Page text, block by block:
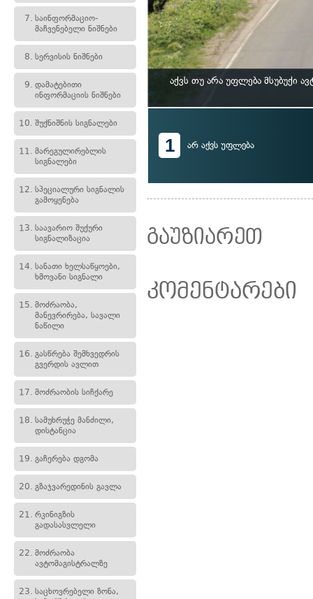
7. საინფორმაციო-
მაჩვენებელი ნიშნები
8. სერვისის ნიშნები
9. დამატებითი
ინფორმაციის ნიშნები
10. შუქნიშნის სიგნალები
11. მარეგულირებლის
სიგნალები
12. სპეციალური სიგნალის
გამოყენება
13. საავარიო შუქური
სიგნალიზაცია
14. სანათი ხელსაწყოები,
ხმოვანი სიგნალი
15. მოძრაობა,
მანევრირება, სავალი
ნაწილი
16. გასწრება შემხვედრის
გვერდის ავლით
17. მოძრაობის სიჩქარე
18. სამუხრუჭე მანძილი,
დისტანცია
19. გაჩერება დგომა
20. გზაჯვარედინის გავლა
21. რკინიგზის
გადასასვლელი
22. მოძრაობა
ავტომაგისტრალზე
23. საცხოვრებელი ზონა,
აქვს თუ არა უფლება მსუბუქი
1 არ აქვს უფლება
გაუზიარეთ
კომენტარები